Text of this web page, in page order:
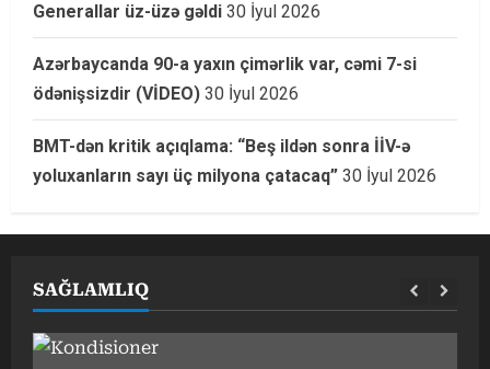
Generallar üz-üzə gəldi 30 İyul 2026
Azərbaycanda 90-a yaxın çimərlik var, cəmi 7-si
ödənişsizdir (VİDEO) 30 İyul 2026
BMT-dən kritik açıqlama: “Beş ildən sonra İİV-ə
yoluxanların sayı üç milyona çatacaq” 30 İyul 2026
SAĞLAMLIQ